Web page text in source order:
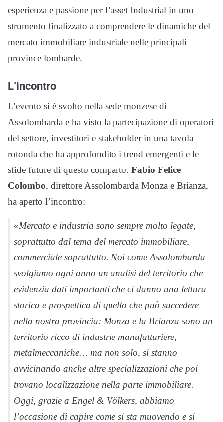
esperienza e passione per l’asset Industrial in uno
strumento finalizzato a comprendere le dinamiche del
mercato immobiliare industriale nelle principali
province lombarde.
L’incontro
L’evento si è svolto nella sede monzese di
Assolombarda e ha visto la partecipazione di operatori
del settore, investitori e stakeholder in una tavola
rotonda che ha approfondito i trend emergenti e le
sfide future di questo comparto. Fabio Felice
Colombo, direttore Assolombarda Monza e Brianza,
ha aperto l’incontro:
«Mercato e industria sono sempre molto legate,
soprattutto dal tema del mercato immobiliare,
commerciale soprattutto. Noi come Assolombarda
svolgiamo ogni anno un analisi del territorio che
evidenzia dati importanti che ci danno una lettura
storica e prospettica di quello che può succedere
nella nostra provincia: Monza e la Brianza sono un
territorio ricco di industrie manufatturiere,
metalmeccaniche… ma non solo, si stanno
avvicinando anche altre specializzazioni che poi
trovano localizzazione nella parte immobiliare.
Oggi, grazie a Engel & Völkers, abbiamo
l’occasione di capire come si sta muovendo e si